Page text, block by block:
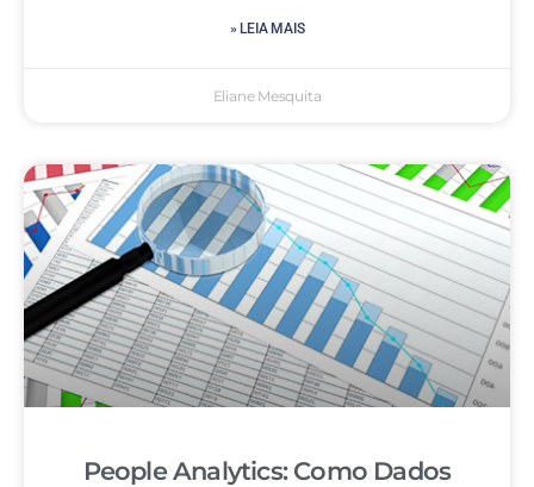
» LEIA MAIS
Eliane Mesquita
People Analytics: Como Dados